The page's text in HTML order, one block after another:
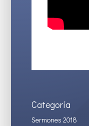
Categoría
Sermones 2018